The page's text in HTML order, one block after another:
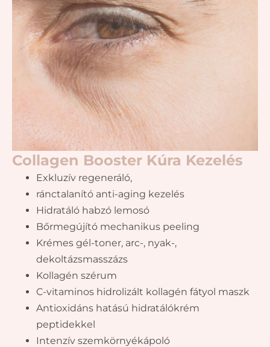
Collagen Booster Kúra Kezelés
Exkluzív regeneráló,
ránctalanító anti-aging kezelés
Hidratáló habzó lemosó
Bőrmegújító mechanikus peeling
Krémes gél-toner, arc-, nyak-,
dekoltázsmasszázs
Kollagén szérum
C-vitaminos hidrolizált kollagén fátyol maszk
Antioxidáns hatású hidratálókrém
peptidekkel
Intenzív szemkörnyékápoló